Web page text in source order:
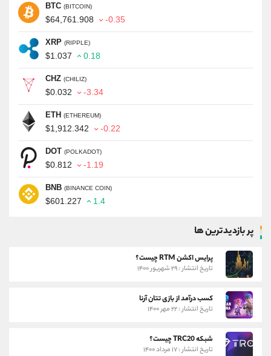
BTC (BITCOIN)
$64,761.908 -0.35
XRP (RIPPLE)
$1.037 0.18
CHZ (CHILIZ)
$0.032 -3.34
ETH (ETHEREUM)
$1,912.342 -0.22
DOT (POLKADOT)
$0.812 -1.19
BNB (BINANCE COIN)
$601.227 1.4
پر بازدیدترین ها
پرایس اکشن RTM چیست؟
تاریخ انتشار : ۲۹ شهریور ۱۴۰۰
کسب درآمد از بازی تتان آرنا
تاریخ انتشار : ۲۲ مهر ۱۴۰۰
شبکه TRC20 چیست؟
تاریخ انتشار : ۱۷ مرداد ۱۴۰۰